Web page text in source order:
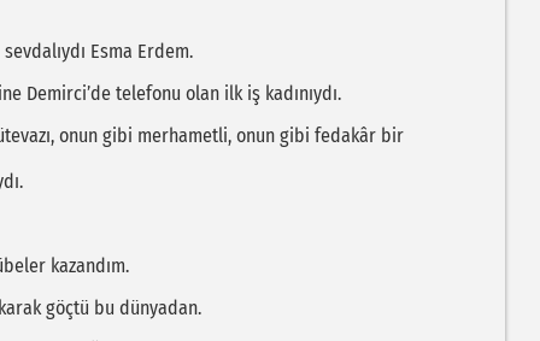
Esma Erdem.
Demirci’de telefonu olan ilk iş kadınıydı.
onun gibi merhametli, onun gibi fedakâr bir
kazandım.
göçtü bu dünyadan.